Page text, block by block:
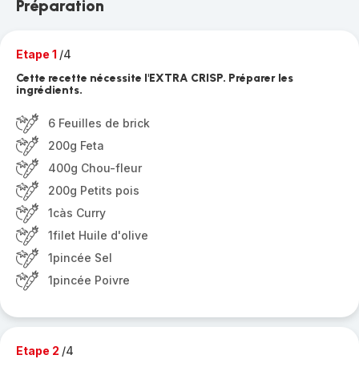
Préparation
Etape 1 /4
Cette recette nécessite l'EXTRA CRISP. Préparer les
ingrédients.
6 Feuilles de brick
200g Feta
400g Chou-fleur
200g Petits pois
1càs Curry
1filet Huile d'olive
1pincée Sel
1pincée Poivre
Etape 2 /4